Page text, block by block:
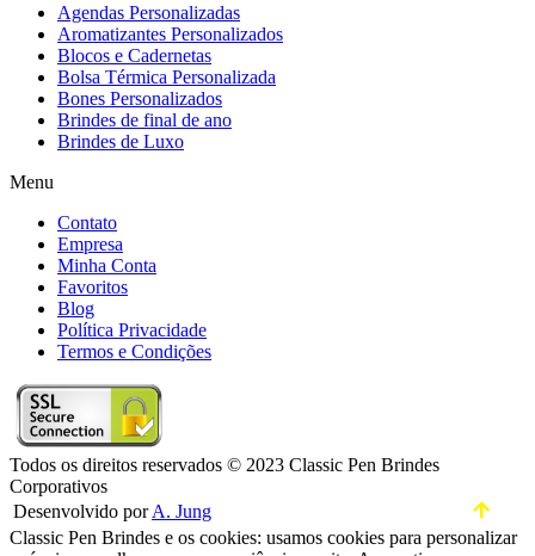
Agendas Personalizadas
Aromatizantes Personalizados
Blocos e Cadernetas
Bolsa Térmica Personalizada
Bones Personalizados
Brindes de final de ano
Brindes de Luxo
Menu
Contato
Empresa
Minha Conta
Favoritos
Blog
Política Privacidade
Termos e Condições
Todos os direitos reservados © 2023 Classic Pen Brindes
Corporativos
Desenvolvido porA. Jung
Classic Pen Brindes e os cookies: usamos cookies para personalizar